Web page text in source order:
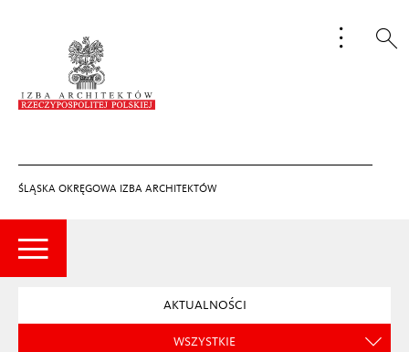
ŚLĄSKA OKRĘGOWA IZBA ARCHITEKTÓW
AKTUALNOŚCI
WSZYSTKIE